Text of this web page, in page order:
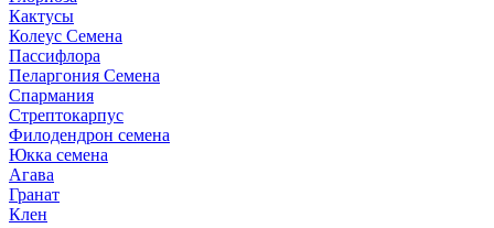
Кактусы
Колеус Семена
Пассифлора
Пеларгония Семена
Спармания
Стрептокарпус
Филодендрон семена
Юкка семена
Агава
Гранат
Клен